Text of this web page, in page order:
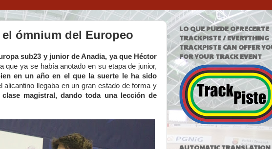
ómnium del Europeo
sub23 y junior de Anadia, ya que Héctor
que ya se había anotado en su etapa de junior,
en un año en el que la suerte le ha sido
alicantino llegaba en un gran estado de forma y
magistral, dando toda una lección de
LO QUE PUEDE OFRECERTE
TRACKPISTE / EVERYTHING
TRACKPISTE CAN OFFER
FOR YOUR TRACK EVENT